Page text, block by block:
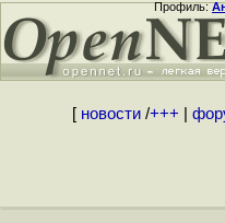
Профиль:
[ новости/+++